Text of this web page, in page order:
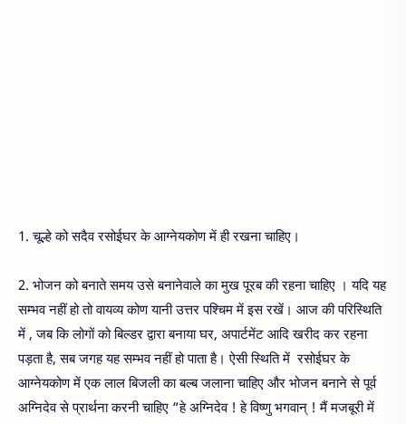
1. चूल्हे को सदैव रसोईघर के आग्नेयकोण में ही रखना चाहिए।
2. भोजन को बनाते समय उसे बनानेवाले का मुख पूरब की रहना चाहिए । यदि यह
सम्भव नहीं हो तो वायव्य कोण यानी उत्तर पश्चिम में इस रखें। आज की परिस्थिति
में , जब कि लोगों को बिल्डर द्वारा बनाया घर, अपार्टमेंट आदि खरीद कर रहना
पड़ता है, सब जगह यह सम्भव नहीं हो पाता है। ऐसी स्थिति में रसोईघर के
आग्नेयकोण में एक लाल बिजली का बल्ब जलाना चाहिए और भोजन बनाने से पूर्व
अग्निदेव से प्रार्थना करनी चाहिए “हे अग्निदेव ! हे विष्णु भगवान् ! मैं मजबूरी में